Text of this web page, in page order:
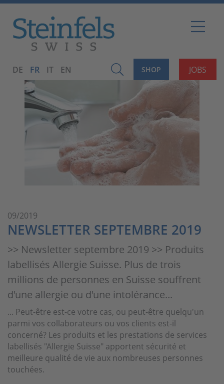
JOBS
SHOP
DE FR IT EN
09/2019
NEWSLETTER SEPTEMBRE 2019
>> Newsletter septembre 2019 >> Produits
labellisés Allergie Suisse. Plus de trois
millions de personnes en Suisse souffrent
d'une allergie ou d'une intolérance...
... Peut-être est-ce votre cas, ou peut-être quelqu'un
parmi vos collaborateurs ou vos clients est-il
concerné? Les produits et les prestations de services
labellisés "Allergie Suisse" apportent sécurité et
meilleure qualité de vie aux nombreuses personnes
touchées.